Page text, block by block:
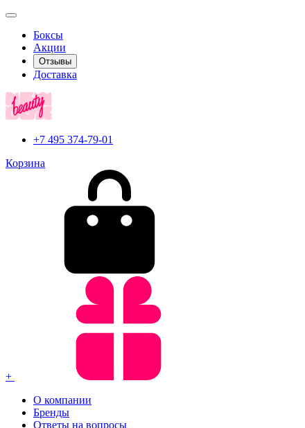
Боксы
Акции
Отзывы
Доставка
+7 495 374-79-01
Корзина
+
О компании
Бренды
Ответы на вопросы